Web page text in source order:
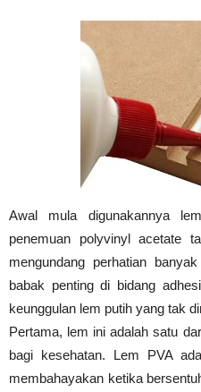
Awal mula digunakannya
penemuan polyvinyl acetate
mengundang perhatian
babak penting di bidang
keunggulan lem putih yang tak
Pertama, lem ini adalah satu
bagi kesehatan. Lem PVA
membahayakan ketika